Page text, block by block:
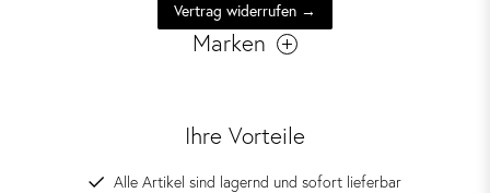
Vertrag widerrufen →
Marken
Ihre Vorteile
Alle Artikel sind lagernd und sofort lieferbar